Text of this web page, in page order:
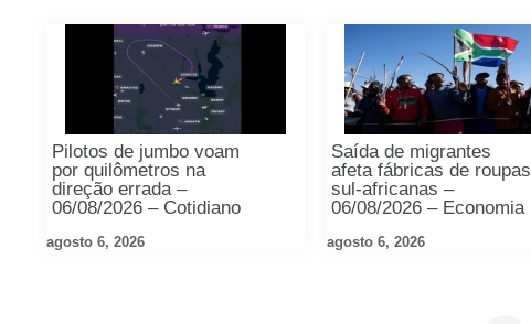
Pilotos de jumbo voam
por quilômetros na
direção errada –
06/08/2026 – Cotidiano
agosto 6, 2026
Saída de migrantes
afeta fábricas de roupas
sul-africanas –
06/08/2026 – Economia
agosto 6, 2026